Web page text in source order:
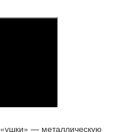
— металлическую